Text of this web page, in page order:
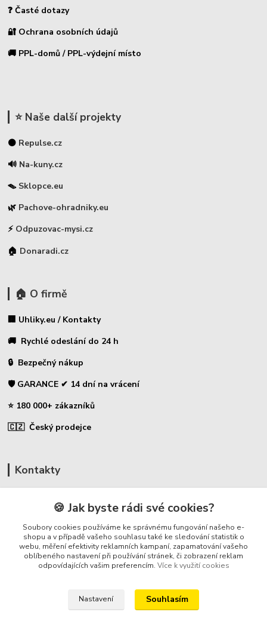
❓ Časté dotazy
🔐 Ochrana osobních údajů
🚚 PPL-domů / PPL-výdejní místo
⭐ Naše další projekty
⚫ Repulse.cz
🔊 Na-kuny.cz
🪤 Sklopce.eu
🌿 Pachove-ohradniky.eu
⚡ Odpuzovac-mysi.cz
🏠 Donaradi.cz
🏠 O firmě
🏢 Uhliky.eu / Kontakty
🚚 Rychlé odeslání do 24 h
🔒 Bezpečný nákup
🛡️ GARANCE ✔ 14 dní na vrácení
⭐ 180 000+ zákazníků
🇨🇿 Český prodejce
Kontakty
🛡️ Zákaznická podpora
📞 728 007 997
⏰ Po-Pá - 7:00 - 13:30
info@repulse.cz
🍪 Jak byste rádi své cookies?
Soubory cookies používáme ke správnému fungování našeho e-
shopu a v případě vašeho souhlasu také ke sledování statistik o
webu, měření efektivity reklamních kampaní, zapamatování vašeho
oblíbeného nastavení při používání stránek, či zobrazení reklam
odpovídajících vašim preferencím. Více k využití cookies
Nastavení Souhlasím